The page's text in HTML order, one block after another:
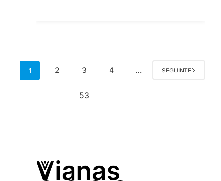
1 2 3 4 …
53
SEGUINTE